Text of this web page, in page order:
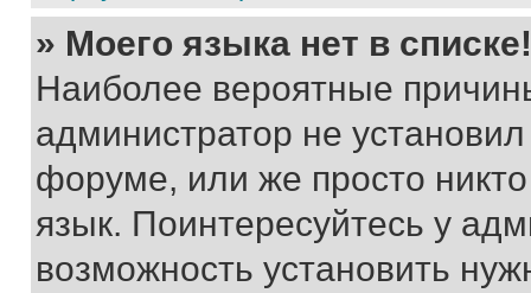
» Моего языка нет в списке!
Наиболее вероятные
администратор не
форуме, или же просто
язык. Поинтересуйтесь у
возможность установить